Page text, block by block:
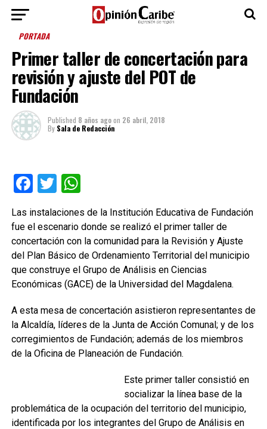
PORTADA
Primer taller de concertación para
revisión y ajuste del POT de
Fundación
Published 8 años agoon 26 abril, 2018
By Sala de Redacción
Facebook
TwitterWhatsApp
Las instalaciones de la Institución Educativa de Fundación
fue el escenario donde se realizó el primer taller de
concertación con la comunidad para la Revisión y Ajuste
del Plan Básico de Ordenamiento Territorial del municipio
que construye el Grupo de Análisis en Ciencias
Económicas (GACE) de la Universidad del Magdalena.
A esta mesa de concertación asistieron representantes de
la Alcaldía, líderes de la Junta de Acción Comunal; y de los
corregimientos de Fundación; además de los miembros
de la Oficina de Planeación de Fundación.
Este primer taller consistió en
socializar la línea base de la
problemática de la ocupación del territorio del municipio,
identificada por los integrantes del Grupo de Análisis en